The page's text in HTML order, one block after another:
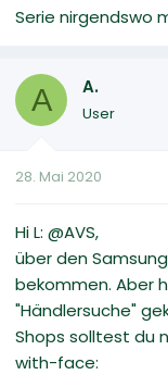
Serie nirgendswo
A A.
User
28. Mai 2020
Hi L: @AVS,
über den
bekommen. Aber
"Händlersuche"
Shops solltest du
with-face: